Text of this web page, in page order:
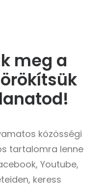
meg a
közösségi
tartalomra lenne
Youtube,
keress